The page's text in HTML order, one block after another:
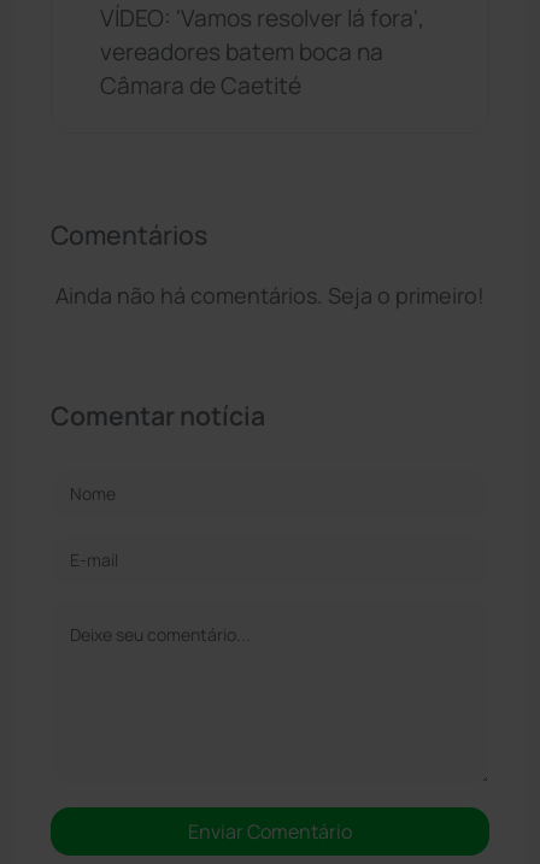
VÍDEO: 'Vamos resolver lá fora',
vereadores batem boca na
Câmara de Caetité
Comentários
Ainda não há comentários. Seja o primeiro!
Comentar notícia